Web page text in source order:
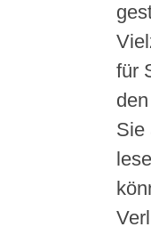
für
Sie